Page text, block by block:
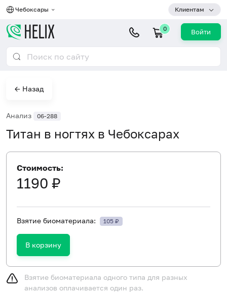
Чебоксары Клиентам
0 Войти
← Назад
Анализ 06-288
Титан в ногтях в Чебоксарах
Стоимость:
1190 ₽
Взятие биоматериала: 105 ₽
В корзину
Взятие биоматериала одного типа для разных
анализов оплачивается один раз.